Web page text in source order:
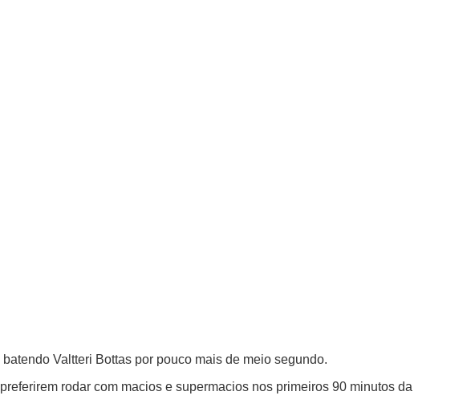
Valtteri Bottas por pouco mais de meio segundo.
rodar com macios e supermacios nos primeiros 90 minutos da